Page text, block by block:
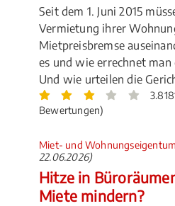
Seit dem 1. Juni 2015
Vermietung ihrer
Mietpreisbremse
es und wie errechnet
Und wie urteilen die
Bewertungen)
Miet- und
22.06.2026)
Hitze in
Miete mindern?